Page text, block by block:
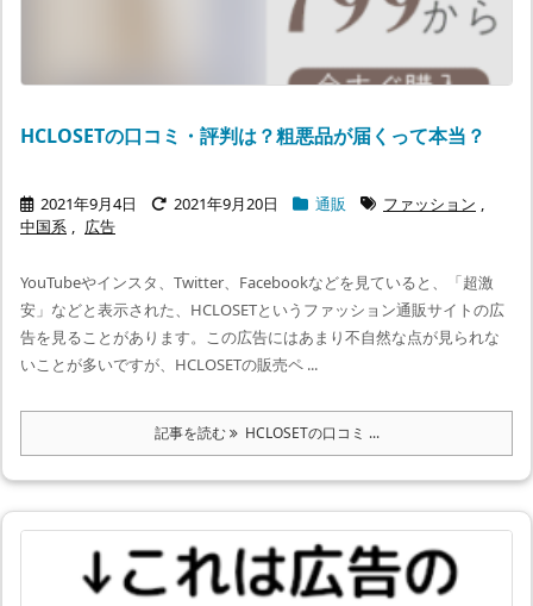
HCLOSETの口コミ・評判は？粗悪品が届くって本当？
2021年9月4日 2021年9月20日 通販 ファッション ,
中国系 , 広告
YouTubeやインスタ、Twitter、Facebookなどを見ていると、「超激
安」などと表示された、HCLOSETというファッション通販サイトの広
告を見ることがあります。この広告にはあまり不自然な点が見られな
いことが多いですが、HCLOSETの販売ペ ...
記事を読む HCLOSETの口コミ ...